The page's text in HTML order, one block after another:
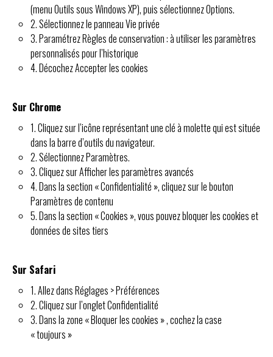
(menu Outils sous Windows XP), puis sélectionnez Options.
2. Sélectionnez le panneau Vie privée
3. Paramétrez Règles de conservation : à utiliser les paramètres
personnalisés pour l’historique
4. Décochez Accepter les cookies
Sur Chrome
1. Cliquez sur l’icône représentant une clé à molette qui est située
dans la barre d’outils du navigateur.
2. Sélectionnez Paramètres.
3. Cliquez sur Afficher les paramètres avancés
4. Dans la section « Confidentialité », cliquez sur le bouton
Paramètres de contenu
5. Dans la section « Cookies », vous pouvez bloquer les cookies et
données de sites tiers
Sur Safari
1. Allez dans Réglages > Préférences
2. Cliquez sur l’onglet Confidentialité
3. Dans la zone « Bloquer les cookies » , cochez la case
« toujours »